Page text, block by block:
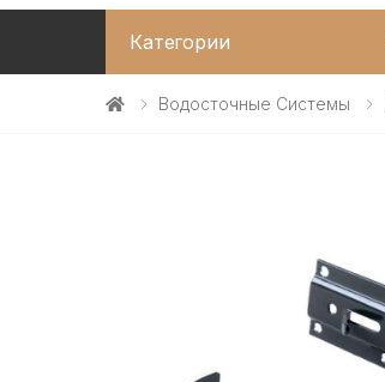
Категории
Водосточные Системы